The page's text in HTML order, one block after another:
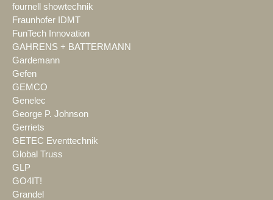
fournell showtechnik
Fraunhofer IDMT
FunTech Innovation
GAHRENS + BATTERMANN
Gardemann
Gefen
GEMCO
Genelec
George P. Johnson
Gerriets
GETEC Eventtechnik
Global Truss
GLP
GO4IT!
Grandel